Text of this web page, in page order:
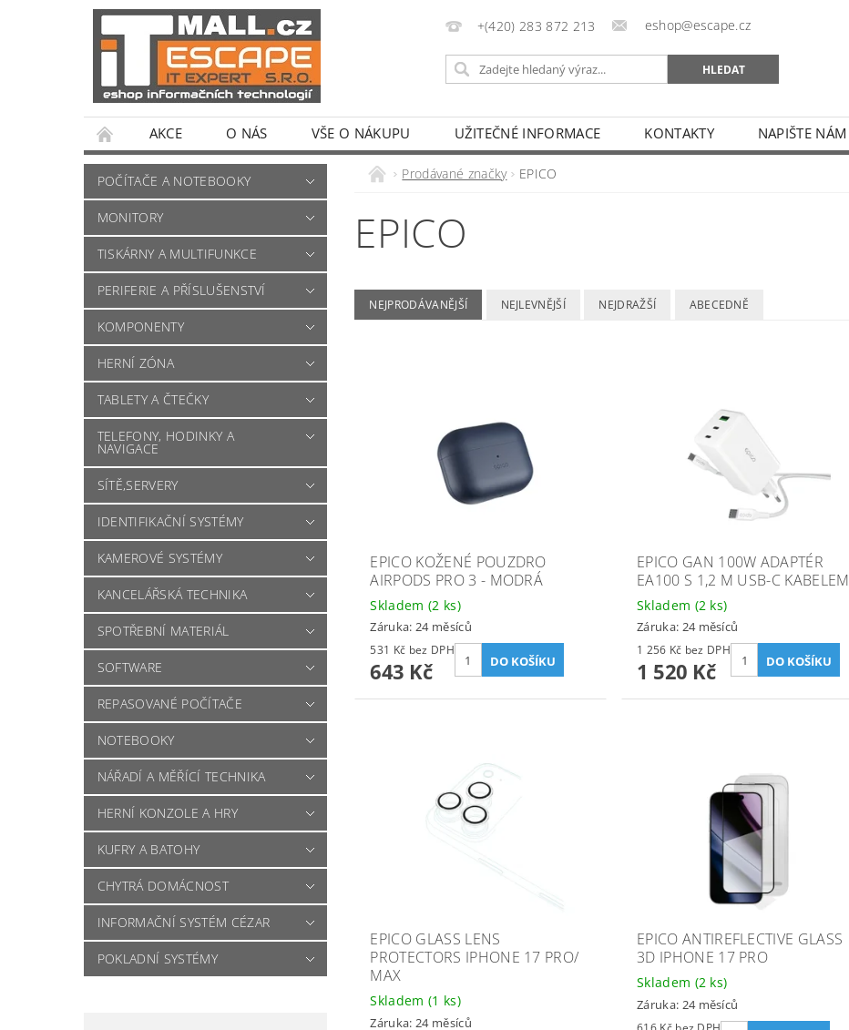
+(420) 283 872 213 eshop@escape.cz
AKCE O NÁS VŠE O NÁKUPU UŽITEČNÉ INFORMACE KONTAKTY NAPIŠTE NÁM
POČÍTAČE A NOTEBOOKY
MONITORY
TISKÁRNY A MULTIFUNKCE
PERIFERIE A PŘÍSLUŠENSTVÍ
KOMPONENTY
HERNÍ ZÓNA
TABLETY A ČTEČKY
TELEFONY, HODINKY A
NAVIGACE
SÍTĚ,SERVERY
IDENTIFIKAČNÍ SYSTÉMY
KAMEROVÉ SYSTÉMY
KANCELÁŘSKÁ TECHNIKA
SPOTŘEBNÍ MATERIÁL
SOFTWARE
REPASOVANÉ POČÍTAČE
NOTEBOOKY
NÁŘADÍ A MĚŘÍCÍ TECHNIKA
HERNÍ KONZOLE A HRY
KUFRY A BATOHY
CHYTRÁ DOMÁCNOST
INFORMAČNÍ SYSTÉM CÉZAR
POKLADNÍ SYSTÉMY
Prodávané značky EPICO
EPICO
NEJPRODÁVANĚJŠÍ NEJLEVNĚJŠÍ NEJDRAŽŠÍ ABECEDNĚ
EPICO KOŽENÉ POUZDRO
AIRPODS PRO 3 - MODRÁ
Skladem (2 ks)
Záruka: 24 měsíců
531 Kč bez DPH
643 Kč
EPICO GAN 100W ADAPTÉR
EA100 S 1,2 M USB-C KABELEM
Skladem (2 ks)
Záruka: 24 měsíců
1 256 Kč bez DPH
1 520 Kč
EPICO GLASS LENS
PROTECTORS IPHONE 17 PRO/
MAX
Skladem (1 ks)
Záruka: 24 měsíců
EPICO ANTIREFLECTIVE GLASS
3D IPHONE 17 PRO
Skladem (2 ks)
Záruka: 24 měsíců